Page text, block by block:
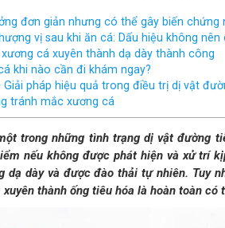
đơn giản nhưng có thể gây biến chứng
vị sau khi ăn cá: Dấu hiệu không nên
cá xuyên thành dạ dày thành công
khi nào cần đi khám ngay?
Giải pháp hiệu quả trong điều trị dị vật
tránh mắc xương cá
trong những tình trạng dị vật đường
nếu không được phát hiện và xử trí
dạ dày và được đào thải tự nhiên. Tuy
thành ống tiêu hóa là hoàn toàn có